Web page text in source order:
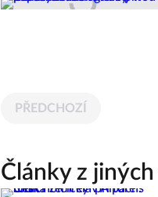
PŘEDCHOZÍ
Články z